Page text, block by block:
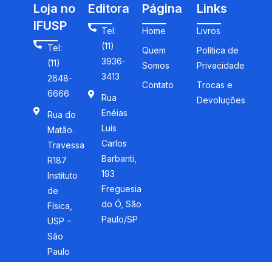
Loja no
IFUSP
Tel:
(11)
2648-
6666
Rua do
Matão.
Travessa
R187
Instituto
de
Física,
USP –
São
Paulo
Editora
Tel:
(11)
3936-
3413
Rua
Enéias
Luís
Carlos
Barbanti,
193
Freguesia
do Ó, São
Paulo/SP
Página
Home
Quem
Somos
Contato
Links
Livros
Política de
Privacidade
Trocas e
Devoluções